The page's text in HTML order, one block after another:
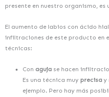
presente en nuestro organismo, es
El aumento de labios con ácido
infiltraciones de este producto en
técnicas:
Con agujase hacen
Es una técnica muy precisa y
ejemplo. Pero hay más